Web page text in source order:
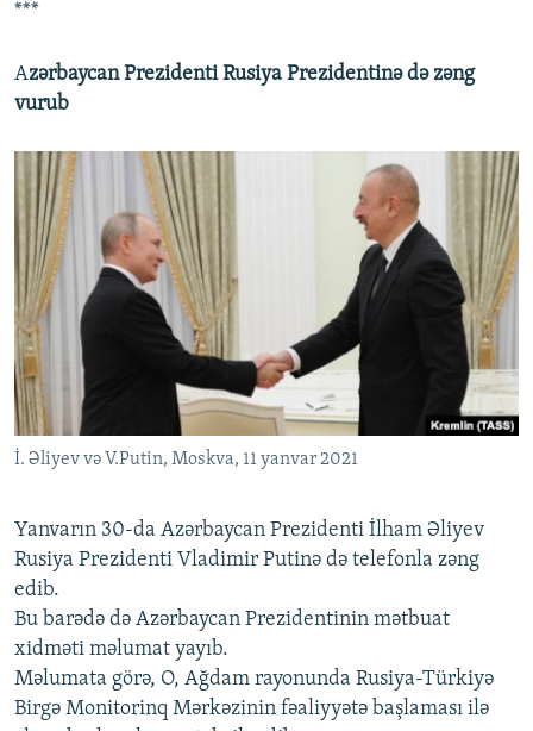
***
Azərbaycan Prezidenti Rusiya Prezidentinə də zəng
vurub
İ. Əliyev və V.Putin, Moskva, 11 yanvar 2021
Yanvarın 30-da Azərbaycan Prezidenti İlham Əliyev
Rusiya Prezidenti Vladimir Putinə də telefonla zəng
edib.
Bu barədə də Azərbaycan Prezidentinin mətbuat
xidməti məlumat yayıb.
Məlumata görə, O, Ağdam rayonunda Rusiya-Türkiyə
Birgə Monitorinq Mərkəzinin fəaliyyətə başlaması ilə